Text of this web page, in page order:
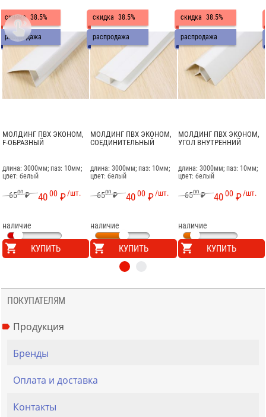
скидка 38.5%
распродажа
МОЛДИНГ ПВХ ЭКОНОМ,
F-ОБРАЗНЫЙ
длина: 3000мм; паз: 10мм;
цвет: белый
6500₽ /шт.
4000 ₽
наличие
КУПИТЬ
скидка 38.5%
распродажа
МОЛДИНГ ПВХ ЭКОНОМ,
СОЕДИНИТЕЛЬНЫЙ
длина: 3000мм; паз: 10мм;
цвет: белый
6500₽ /шт.
4000 ₽
наличие
КУПИТЬ
скидка 38.5%
распродажа
МОЛДИНГ ПВХ ЭКОНОМ,
УГОЛ ВНУТРЕННИЙ
длина: 3000мм; паз: 10мм;
цвет: белый
6500₽ /шт.
4000 ₽
наличие
КУПИТЬ

ПОКУПАТЕЛЯМ
Продукция
Бренды
Оплата и доставка
Контакты